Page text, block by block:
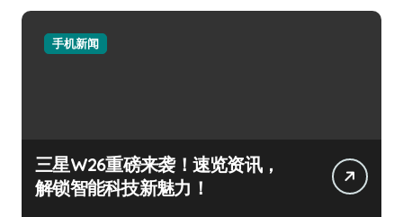
手机新闻
三星W26重磅来袭！速览资讯，
解锁智能科技新魅力！